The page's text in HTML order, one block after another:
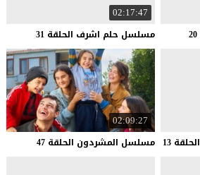
20
02:17:47
مسلسل حلم اشرف الحلقة 31
الحلقة 13
02:09:27
مسلسل المشردون الحلقة 47